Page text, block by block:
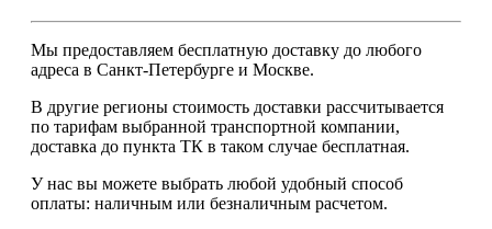
Мы предоставляем бесплатную доставку до любого
адреса в Санкт-Петербурге и Москве.
В другие регионы стоимость доставки рассчитывается
по тарифам выбранной транспортной компании,
доставка до пункта ТК в таком случае бесплатная.
У нас вы можете выбрать любой удобный способ
оплаты: наличным или безналичным расчетом.